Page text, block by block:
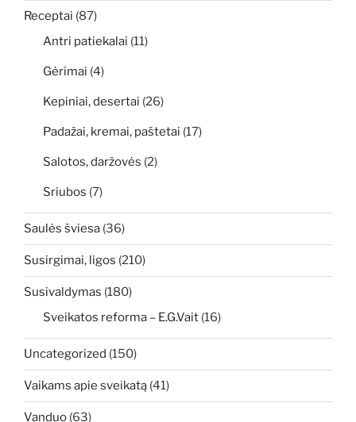
Receptai (87)
Antri patiekalai (11)
Gėrimai (4)
Kepiniai, desertai (26)
Padažai, kremai, paštetai (17)
Salotos, daržovės (2)
Sriubos (7)
Saulės šviesa (36)
Susirgimai, ligos (210)
Susivaldymas (180)
Sveikatos reforma – E.G.Vait (16)
Uncategorized (150)
Vaikams apie sveikatą (41)
Vanduo (63)